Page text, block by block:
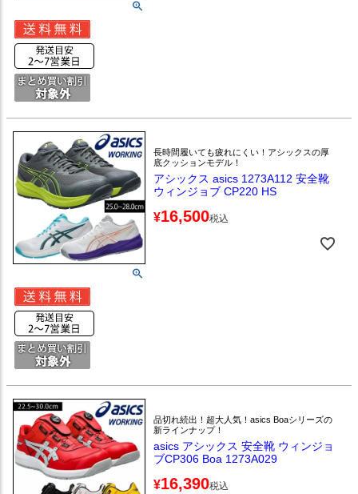
長時間履いても疲れにくい！アシックスの厚
底クッションモデル！
アシックス asics 1273A112 安全靴
ウィンジョブ CP220 HS
¥16,500税込
品切れ続出！超大人気！asics Boaシリーズの
新ラインナップ！
asics アシックス 安全靴 ウィンジョ
ブCP306 Boa 1273A029
¥16,390税込